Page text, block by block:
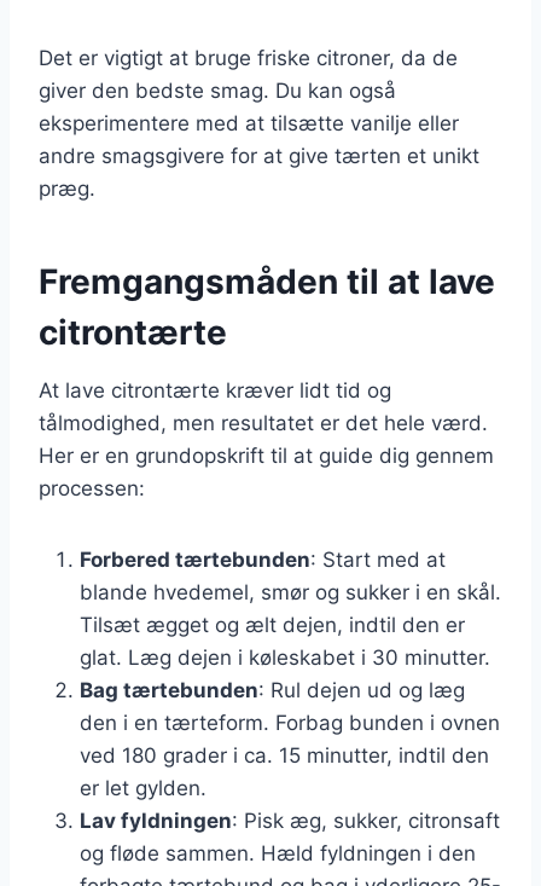
Det er vigtigt at bruge friske citroner, da de
giver den bedste smag. Du kan også
eksperimentere med at tilsætte vanilje eller
andre smagsgivere for at give tærten et unikt
præg.
Fremgangsmåden til at lave
citrontærte
At lave citrontærte kræver lidt tid og
tålmodighed, men resultatet er det hele værd.
Her er en grundopskrift til at guide dig gennem
processen:
Forbered tærtebunden: Start med at
blande hvedemel, smør og sukker i en skål.
Tilsæt ægget og ælt dejen, indtil den er
glat. Læg dejen i køleskabet i 30 minutter.
Bag tærtebunden: Rul dejen ud og læg
den i en tærteform. Forbag bunden i ovnen
ved 180 grader i ca. 15 minutter, indtil den
er let gylden.
Lav fyldningen: Pisk æg, sukker, citronsaft
og fløde sammen. Hæld fyldningen i den